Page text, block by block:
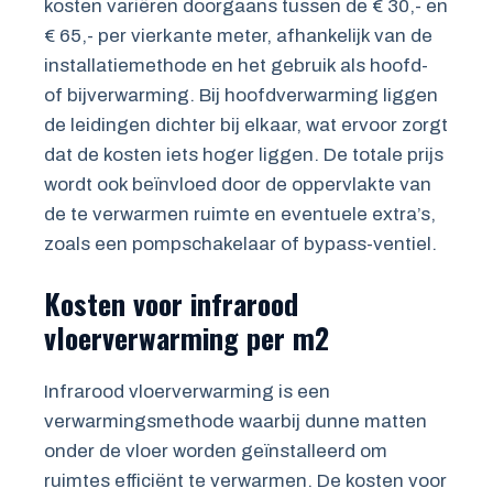
kosten variëren doorgaans tussen de € 30,- en
€ 65,- per vierkante meter, afhankelijk van de
installatiemethode en het gebruik als hoofd-
of bijverwarming. Bij hoofdverwarming liggen
de leidingen dichter bij elkaar, wat ervoor zorgt
dat de kosten iets hoger liggen. De totale prijs
wordt ook beïnvloed door de oppervlakte van
de te verwarmen ruimte en eventuele extra’s,
zoals een pompschakelaar of bypass-ventiel.
Kosten voor infrarood
vloerverwarming per m2
Infrarood vloerverwarming is een
verwarmingsmethode waarbij dunne matten
onder de vloer worden geïnstalleerd om
ruimtes efficiënt te verwarmen. De kosten voor